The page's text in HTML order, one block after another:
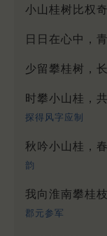
小山桂树比权
日日在心中，
少留攀桂树，
时攀小山桂，
探得风字应制
秋吟小山桂，
韵
我向淮南攀桂
郡元参军